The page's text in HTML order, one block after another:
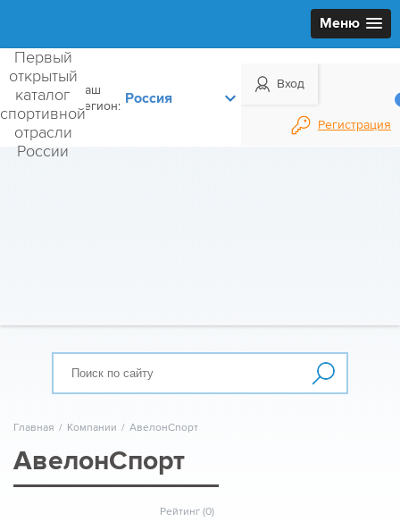
Меню
Первый
открытый
каталог
спортивной
отрасли
России
Ваш
регион:
Вход
Регистрация
Главная / Компании / АвелонСпорт
АвелонСпорт
Рейтинг (0)